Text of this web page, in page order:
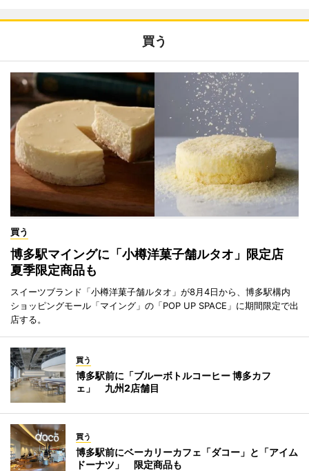
買う
買う
博多駅マイングに「小樽洋菓子舗ルタオ」限定店
夏季限定商品も
スイーツブランド「小樽洋菓子舗ルタオ」が8月4日から、博多駅構内
ショッピングモール「マイング」の「POP UP SPACE」に期間限定で出
店する。
買う
博多駅前に「ブルーボトルコーヒー 博多カフ
ェ」 九州2店舗目
買う
博多駅前にベーカリーカフェ「ダコー」と「アイム
ドーナツ」 限定商品も